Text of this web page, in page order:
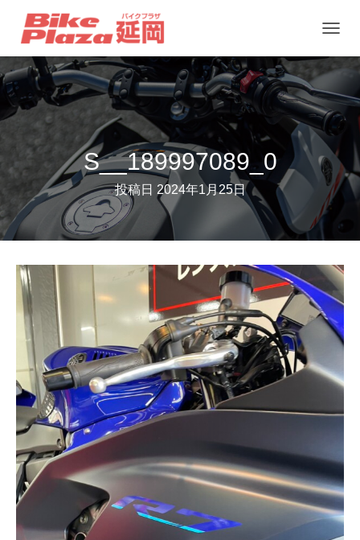
ビ
ー
シ
ョ
ン
を
り
え
S__189997089_0
投稿日 2024年1月25日